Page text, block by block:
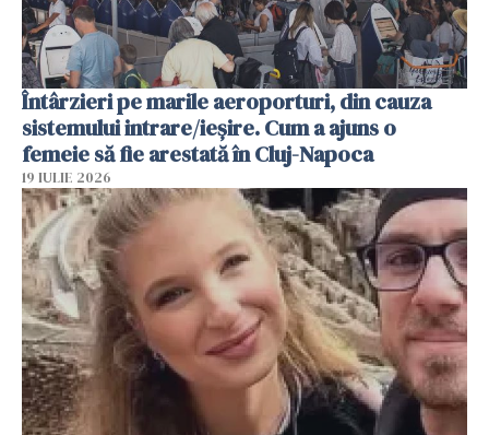
Întârzieri pe marile aeroporturi, din cauza
sistemului intrare/ieșire. Cum a ajuns o
femeie să fie arestată în Cluj-Napoca
19 IULIE 2026